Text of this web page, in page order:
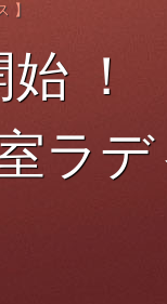
】
開始
デ